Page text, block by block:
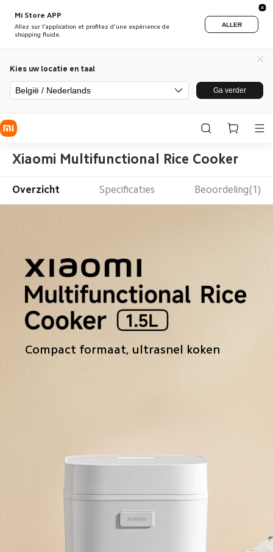
Mi Store APP
Allez sur l'application et profitez d'une expérience de
shopping fluide.
ALLER
Kies uw locatie en taal
België / Nederlands Ga verder
Xiaomi Multifunctional Rice Cooker
Overzicht Specificaties Beoordeling(1)
Compact formaat, ultrasnel koken